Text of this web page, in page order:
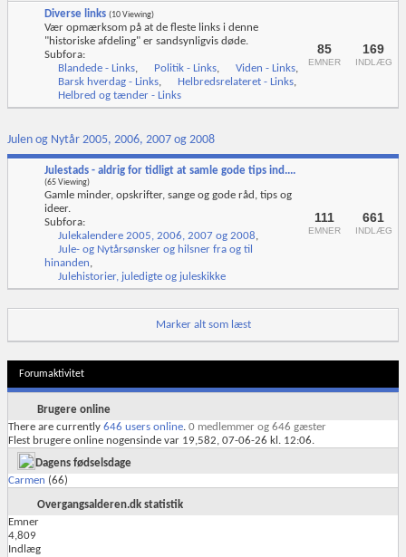
Diverse links (10 Viewing)
Vær opmærksom på at de fleste links i denne
"historiske afdeling" er sandsynligvis døde.
Subfora:
Blandede - Links, Politik - Links, Viden - Links,
Barsk hverdag - Links, Helbredsrelateret - Links,
Helbred og tænder - Links
85
EMNER
169
INDLÆG
Julen og Nytår 2005, 2006, 2007 og 2008
Julestads - aldrig for tidligt at samle gode tips ind....
(65 Viewing)
Gamle minder, opskrifter, sange og gode råd, tips og
ideer.
Subfora:
Julekalendere 2005, 2006, 2007 og 2008,
Jule- og Nytårsønsker og hilsner fra og til
hinanden,
Julehistorier, juledigte og juleskikke
111
EMNER
661
INDLÆG
Marker alt som læst
Forumaktivitet
Brugere online
There are currently 646 users online. 0 medlemmer og 646 gæster
Flest brugere online nogensinde var 19,582, 07-06-26 kl. 12:06.
Dagens fødselsdage
Carmen (66)
Overgangsalderen.dk statistik
Emner
4,809
Indlæg